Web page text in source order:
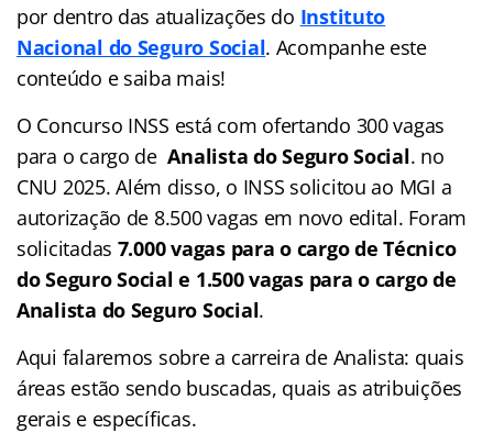
por dentro das atualizações do Instituto
Nacional do Seguro Social. Acompanhe este
conteúdo e saiba mais!
O Concurso INSS está com ofertando 300 vagas
para o cargo deAnalista do Seguro Social. no
CNU 2025. Além disso, o INSS solicitou ao MGI a
autorização de 8.500 vagas em novo edital. Foram
solicitadas 7.000 vagas para o cargo de Técnico
do Seguro Social e 1.500 vagas para o cargo de
Analista do Seguro Social.
Aqui falaremos sobre a carreira de Analista: quais
áreas estão sendo buscadas, quais as atribuições
gerais e específicas.